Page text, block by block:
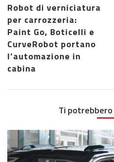
Robot di verniciatura
per carrozzeria:
Paint Go, Boticelli e
CurveRobot portano
l’automazione in
cabina
Ti